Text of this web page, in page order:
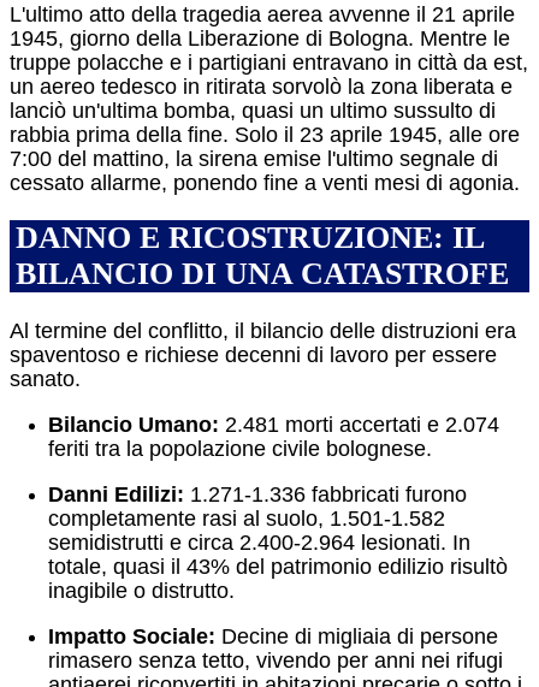
L'ultimo atto della tragedia aerea avvenne il 21 aprile
1945, giorno della Liberazione di Bologna. Mentre le
truppe polacche e i partigiani entravano in città da est,
un aereo tedesco in ritirata sorvolò la zona liberata e
lanciò un'ultima bomba, quasi un ultimo sussulto di
rabbia prima della fine. Solo il 23 aprile 1945, alle ore
7:00 del mattino, la sirena emise l'ultimo segnale di
cessato allarme, ponendo fine a venti mesi di agonia.
DANNO E RICOSTRUZIONE: IL
BILANCIO DI UNA CATASTROFE
Al termine del conflitto, il bilancio delle distruzioni era
spaventoso e richiese decenni di lavoro per essere
sanato.
Bilancio Umano: 2.481 morti accertati e 2.074
feriti tra la popolazione civile bolognese.
Danni Edilizi: 1.271-1.336 fabbricati furono
completamente rasi al suolo, 1.501-1.582
semidistrutti e circa 2.400-2.964 lesionati. In
totale, quasi il 43% del patrimonio edilizio risultò
inagibile o distrutto.
Impatto Sociale: Decine di migliaia di persone
rimasero senza tetto, vivendo per anni nei rifugi